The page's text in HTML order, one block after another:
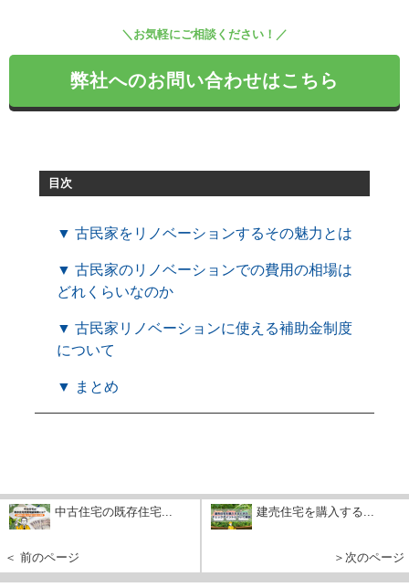
＼お気軽にご相談ください！／
弊社へのお問い合わせはこちら
目次
▼ 古民家をリノベーションするその魅力とは
▼ 古民家のリノベーションでの費用の相場は
どれくらいなのか
▼ 古民家リノベーションに使える補助金制度
について
▼ まとめ
中古住宅の既存住宅...
＜ 前のページ
建売住宅を購入する...
＞次のページ